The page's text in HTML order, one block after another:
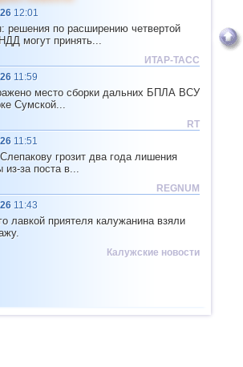
12:01
решения по расширению четвертой
могут принять...
ИТАР-ТАСС
11:59
место сборки дальних БПЛА ВСУ
Сумской...
RT
11:51
грозит два года лишения
из-за поста в...
REGNUM
11:43
лавкой приятеля калужанина взяли
Калужские новости